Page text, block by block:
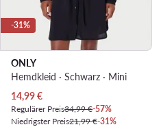
-31%
ONLY
Hemdkleid · Schwarz · Mini
Aktueller Preis
14,99€
Regulärer Preis34,99 €-57%
Niedrigster Preis21,99 €-31%